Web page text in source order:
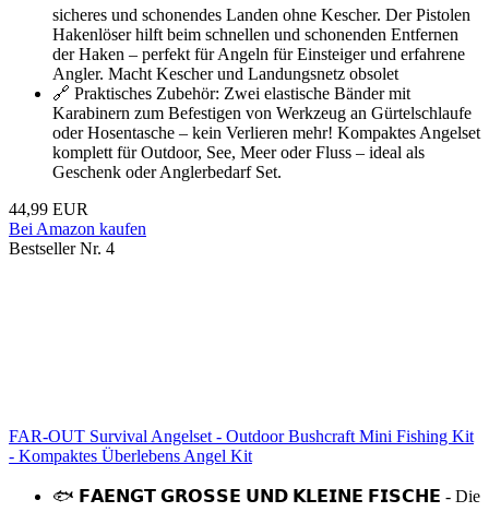
sicheres und schonendes Landen ohne Kescher. Der Pistolen
Hakenlöser hilft beim schnellen und schonenden Entfernen
der Haken – perfekt für Angeln für Einsteiger und erfahrene
Angler. Macht Kescher und Landungsnetz obsolet
🔗 Praktisches Zubehör: Zwei elastische Bänder mit
Karabinern zum Befestigen von Werkzeug an Gürtelschlaufe
oder Hosentasche – kein Verlieren mehr! Kompaktes Angelset
komplett für Outdoor, See, Meer oder Fluss – ideal als
Geschenk oder Anglerbedarf Set.
44,99 EUR
Bei Amazon kaufen
Bestseller Nr. 4
FAR-OUT Survival Angelset - Outdoor Bushcraft Mini Fishing Kit
- Kompaktes Überlebens Angel Kit
🐟 𝗙𝗔𝗘𝗡𝗚𝗧 𝗚𝗥𝗢𝗦𝗦𝗘 𝗨𝗡𝗗 𝗞𝗟𝗘𝗜𝗡𝗘 𝗙𝗜𝗦𝗖𝗛𝗘 - Die